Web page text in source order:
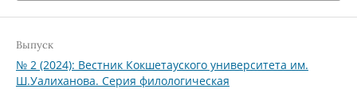
Выпуск
№ 2 (2024): Вестник Кокшетауского университета им.
Ш.Уалиханова. Серия филологическая